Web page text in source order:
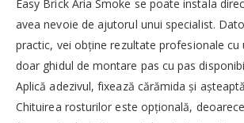
Easy Brick Aria Smoke se poate instala
avea nevoie de ajutorul unui specialist.
practic, vei obține rezultate profesionale cu
doar ghidul de montare pas cu pas
Aplică adezivul, fixează cărămida și
Chituirea rosturilor este opțională,